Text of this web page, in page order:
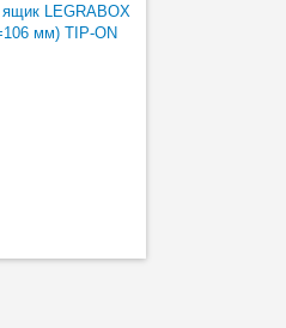
LEGRABOX
мм) TIP-ON